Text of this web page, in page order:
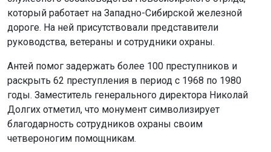
который работает на Западно-Сибирской железной
дороге. На ней присутствовали представители
руководства, ветераны и сотрудники охраны.
Антей помог задержать более 100 преступников и
раскрыть 62 преступления в период с 1968 по 1980
годы. Заместитель генерального директора Николай
Долгих отметил, что монумент символизирует
благодарность сотрудников охраны своим
четвероногим помощникам.